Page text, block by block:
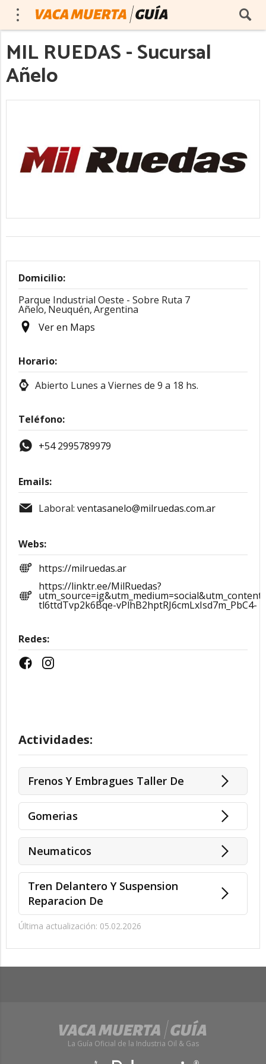
MIL RUEDAS - Sucursal
Añelo
Domicilio:
Parque Industrial Oeste - Sobre Ruta 7
Añelo, Neuquén,Argentina
Ver en Maps
Horario:
Abierto Lunes a Viernes de 9 a 18 hs.
Teléfono:
+54 2995789979
Emails:
Laboral: ventasanelo@milruedas.com.ar
Webs:
https://milruedas.ar
https://linktr.ee/MilRuedas?
tl6ttdTvp2k6Bqe-vPlhB2hptRJ6cmLxIsd7m_PbC4-
Redes:
Actividades:
Frenos Y Embragues Taller De
Gomerias
Neumaticos
Tren Delantero Y Suspension
Reparacion De
Última actualización: 05.02.2026
La Guía Oficial de la Industria Oil & Gas